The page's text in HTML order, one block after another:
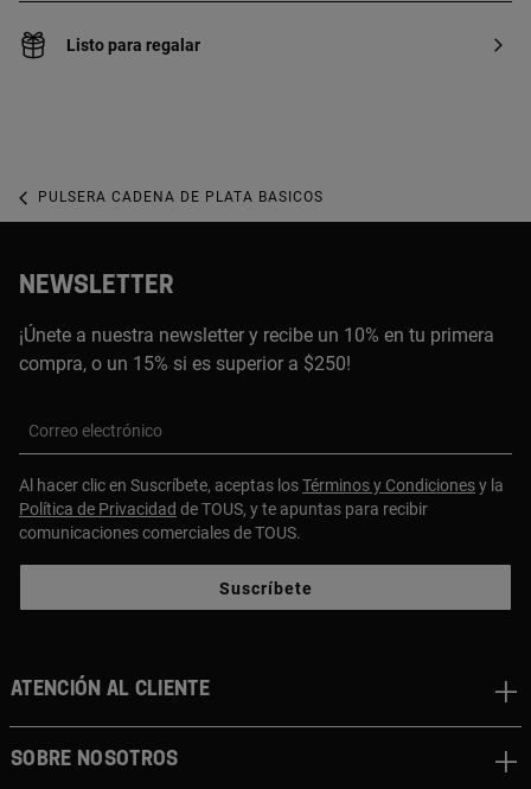
Listo para regalar
PULSERA CADENA DE PLATA BASICOS
NEWSLETTER
¡Únete a nuestra newsletter y recibe un 10% en tu primera
compra, o un 15% si es superior a $250!
Correo electrónico
Al hacer clic en Suscríbete, aceptas losTérminos y Condicionesy la
Política de Privacidad de TOUS, y te apuntas para recibir
comunicaciones comerciales de TOUS.
Suscríbete
ATENCIÓN AL CLIENTE
SOBRE NOSOTROS